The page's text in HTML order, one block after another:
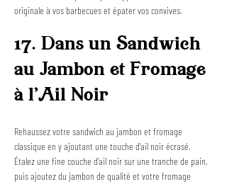
originale à vos barbecues et épater vos convives.
17. Dans un Sandwich
au Jambon et Fromage
à l'Ail Noir
Rehaussez votre sandwich au jambon et fromage
classique en y ajoutant une touche d'ail noir écrasé.
Étalez une fine couche d'ail noir sur une tranche de pain,
puis ajoutez du jambon de qualité et votre fromage